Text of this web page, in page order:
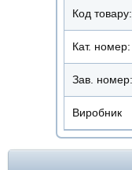
Код товару:
Кат. номер:
Зав. номер:
Виробник